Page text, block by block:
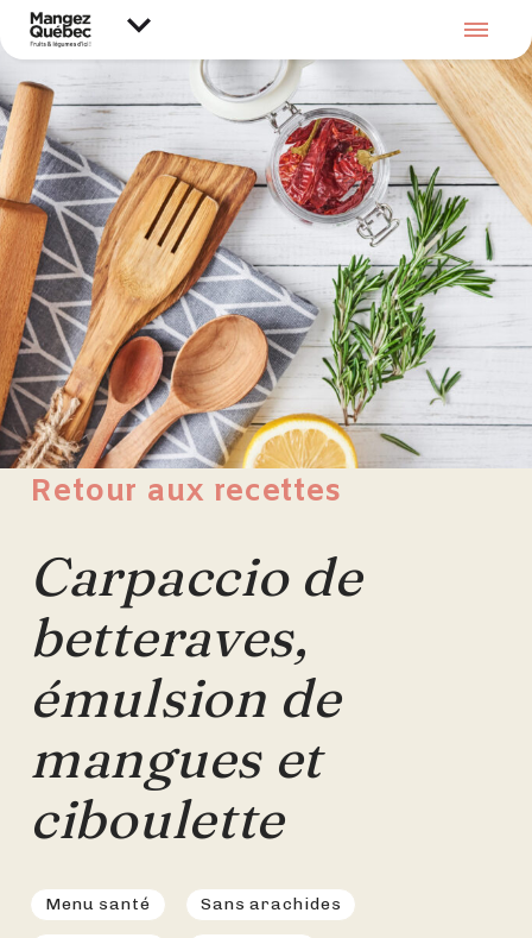
Retour aux recettes
Carpaccio de
betteraves,
émulsion de
mangues et
ciboulette
Menu santé Sans arachides